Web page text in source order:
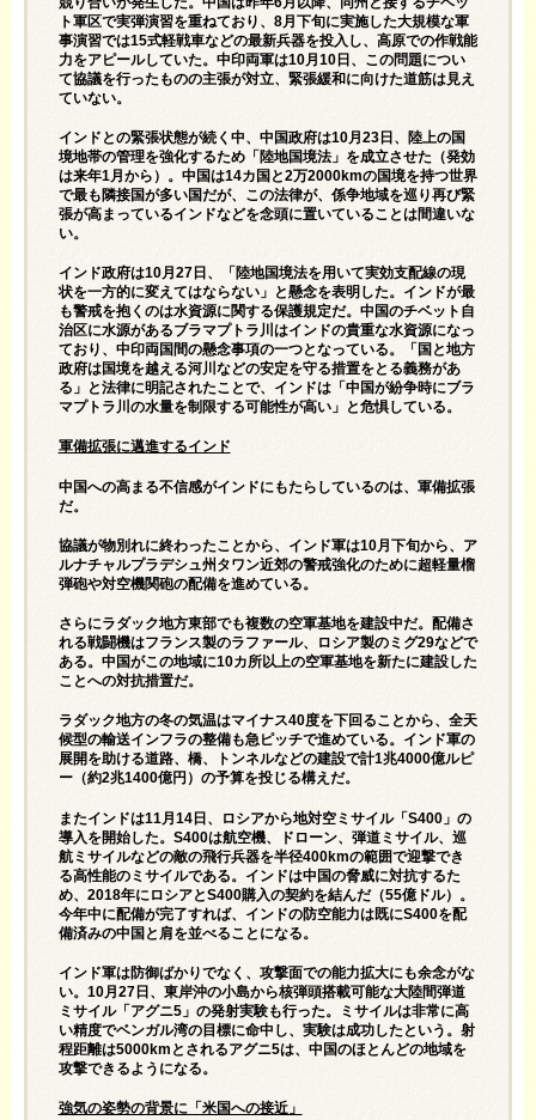
ト軍区で実弾演習を重ねており、8月下旬に実施した大規模な軍
事演習では15式軽戦車などの最新兵器を投入し、高原での作戦能
力をアピールしていた。中印両軍は10月10日、この問題につい
て協議を行ったものの主張が対立、緊張緩和に向けた道筋は見え
ていない。
インドとの緊張状態が続く中、中国政府は10月23日、陸上の国
境地帯の管理を強化するため「陸地国境法」を成立させた（発効
は来年1月から）。中国は14カ国と2万2000kmの国境を持つ世界
で最も隣接国が多い国だが、この法律が、係争地域を巡り再び緊
張が高まっているインドなどを念頭に置いていることは間違いな
い。
インド政府は10月27日、「陸地国境法を用いて実効支配線の現
状を一方的に変えてはならない」と懸念を表明した。インドが最
も警戒を抱くのは水資源に関する保護規定だ。中国のチベット自
治区に水源があるブラマプトラ川はインドの貴重な水資源になっ
ており、中印両国間の懸念事項の一つとなっている。「国と地方
政府は国境を越える河川などの安定を守る措置をとる義務があ
る」と法律に明記されたことで、インドは「中国が紛争時にブラ
マプトラ川の水量を制限する可能性が高い」と危惧している。
軍備拡張に邁進するインド
中国への高まる不信感がインドにもたらしているのは、軍備拡張
だ。
協議が物別れに終わったことから、インド軍は10月下旬から、ア
ルナチャルプラデシュ州タワン近郊の警戒強化のために超軽量榴
弾砲や対空機関砲の配備を進めている。
さらにラダック地方東部でも複数の空軍基地を建設中だ。配備さ
れる戦闘機はフランス製のラファール、ロシア製のミグ29などで
ある。中国がこの地域に10カ所以上の空軍基地を新たに建設した
ことへの対抗措置だ。
ラダック地方の冬の気温はマイナス40度を下回ることから、全天
候型の輸送インフラの整備も急ピッチで進めている。インド軍の
展開を助ける道路、橋、トンネルなどの建設で計1兆4000億ルピ
ー（約2兆1400億円）の予算を投じる構えだ。
またインドは11月14日、ロシアから地対空ミサイル「S400」の
導入を開始した。S400は航空機、ドローン、弾道ミサイル、巡
航ミサイルなどの敵の飛行兵器を半径400kmの範囲で迎撃でき
る高性能のミサイルである。インドは中国の脅威に対抗するた
め、2018年にロシアとS400購入の契約を結んだ（55億ドル）。
今年中に配備が完了すれば、インドの防空能力は既にS400を配
備済みの中国と肩を並べることになる。
インド軍は防御ばかりでなく、攻撃面での能力拡大にも余念がな
い。10月27日、東岸沖の小島から核弾頭搭載可能な大陸間弾道
ミサイル「アグニ5」の発射実験も行った。ミサイルは非常に高
い精度でベンガル湾の目標に命中し、実験は成功したという。射
程距離は5000kmとされるアグニ5は、中国のほとんどの地域を
攻撃できるようになる。
強気の姿勢の背景に「米国への接近」